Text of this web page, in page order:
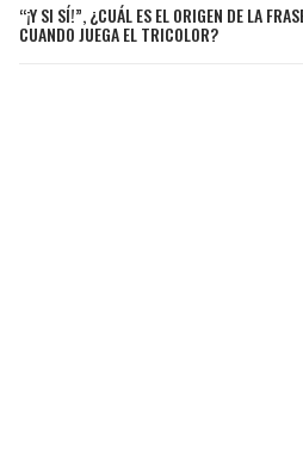
“¡Y SI SÍ!”, ¿CUÁL ES EL ORIGEN DE LA
CUANDO JUEGA EL TRICOLOR?